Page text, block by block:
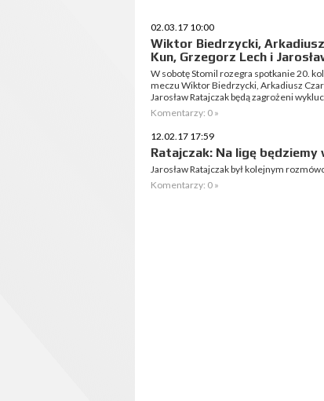
02.03.17 10:00
Wiktor Biedrzycki,
Kun, Grzegorz Lech i
W sobotę Stomil rozegra spotkanie 20.
meczu Wiktor Biedrzycki, Arkadiusz
Jarosław Ratajczak będą zagrożeni
Komentarzy: 0 »
12.02.17 17:59
Ratajczak: Na ligę będziemy
Jarosław Ratajczak był kolejnym
Komentarzy: 0 »